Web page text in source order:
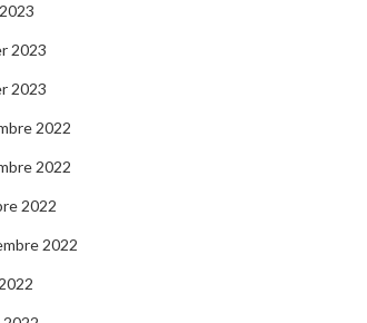
2023
2023
2022
2022
2022
2022